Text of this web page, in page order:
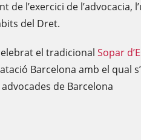
l’exercici de l’advocacia,
del Dret.
el tradicional Sopar
Barcelona amb el qual
de Barcelona